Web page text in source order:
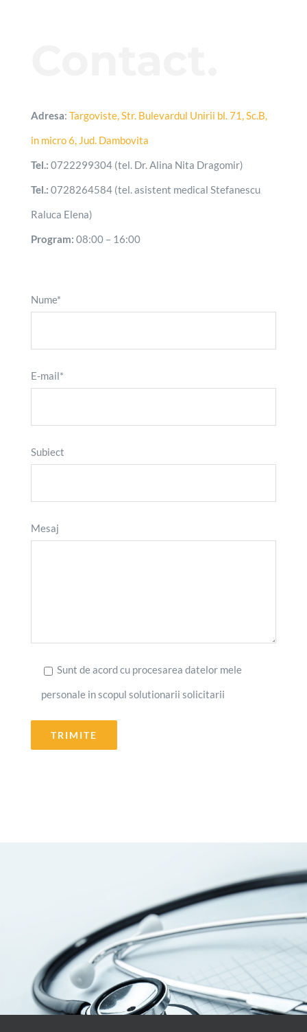
Adresa: Targoviste, Str. Bulevardul Unirii bl. 71, Sc.B,
in micro 6, Jud. Dambovita
Tel.: 0722299304 (tel. Dr. Alina Nita Dragomir)
Tel.: 0728264584 (tel. asistent medical Stefanescu
Raluca Elena)
Program: 08:00 – 16:00
Nume*
E-mail*
Subiect
Mesaj
Sunt de acord cu procesarea datelor mele
personale in scopul solutionarii solicitarii